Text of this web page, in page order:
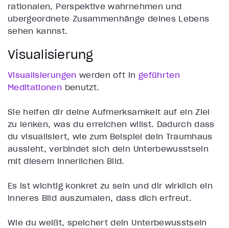
rationalen, Perspektive wahrnehmen und
übergeordnete Zusammenhänge deines Lebens
sehen kannst.
Visualisierung
Visualisierungen werden oft in geführten
Meditationen benutzt.
Sie helfen dir deine Aufmerksamkeit auf ein Ziel
zu lenken, was du erreichen willst. Dadurch dass
du visualisiert, wie zum Beispiel dein Traumhaus
aussieht, verbindet sich dein Unterbewusstsein
mit diesem innerlichen Bild.
Es ist wichtig konkret zu sein und dir wirklich ein
inneres Bild auszumalen, dass dich erfreut.
Wie du weißt, speichert dein Unterbewusstsein